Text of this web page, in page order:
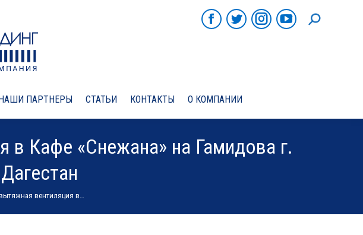
FacebookTwitterInstagramYouTube
ПОИСК
ПАРТНЕРЫ СТАТЬИ КОНТАКТЫ О КОМПАНИИ
в Кафе «Снежана» на Гамидова г.
вентиляция в…